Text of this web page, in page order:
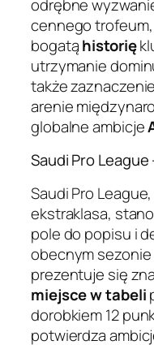
odrębne
cennego
bogatąhistorię
utrzymanie
także
arenie
globalne ambicje
Saudi Pro
Saudi Pro
ekstraklasa,
pole do popisu i
obecnym
prezentuje się
miejsce w tabeli
dorobkiem 12
potwierdza